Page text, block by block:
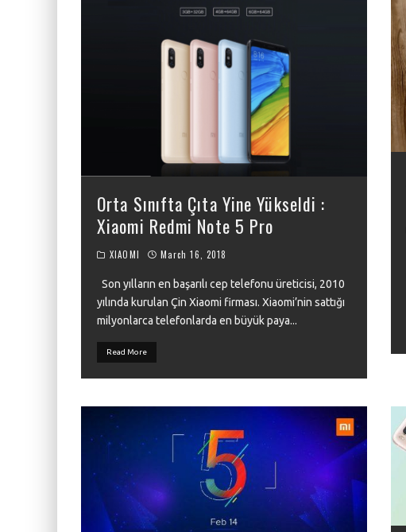
Orta Sınıfta Çıta Yine Yükseldi :
Xiaomi Redmi Note 5 Pro
XIAOMI March 16, 2018
Son yılların en başarılı cep telefonu üreticisi, 2010
yılında kurulan Çin Xiaomi firması. Xiaomi’nin sattığı
milyonlarca telefonlarda en büyük paya...
Read More